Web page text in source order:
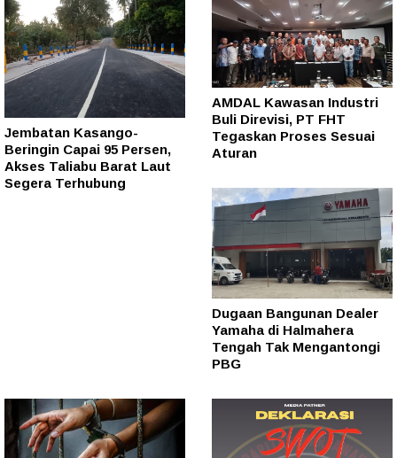
Jembatan Kasango-
Beringin Capai 95 Persen,
Akses Taliabu Barat Laut
Segera Terhubung
AMDAL Kawasan Industri
Buli Direvisi, PT FHT
Tegaskan Proses Sesuai
Aturan
Dugaan Bangunan Dealer
Yamaha di Halmahera
Tengah Tak Mengantongi
PBG